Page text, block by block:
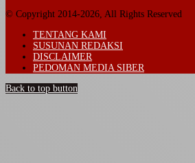
© Copyright 2014-2026, All Rights Reserved
TENTANG KAMI
SUSUNAN REDAKSI
DISCLAIMER
PEDOMAN MEDIA SIBER
Back to top button